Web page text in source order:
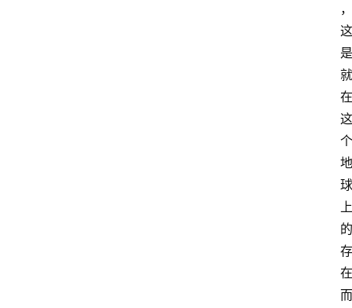
，
这
是
就
在
这
个
地
球
上
的
存
在
而